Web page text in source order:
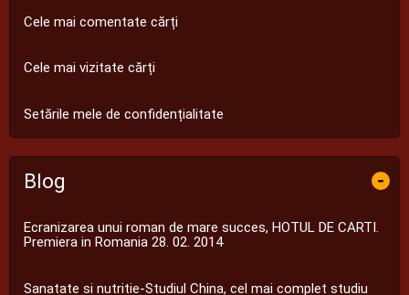
Cele mai comentate cărți
Cele mai vizitate cărți
Setările mele de confidențialitate
Blog -
Ecranizarea unui roman de mare succes, HOTUL DE CARTI.
Premiera in Romania 28. 02. 2014
Sanatate si nutritie-Studiul China, cel mai complet studiu